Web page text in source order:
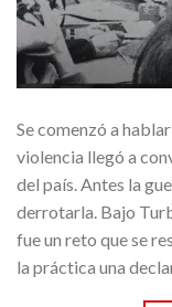
Se comenzó a
violencia llegó a
del país. Antes la
derrotarla. Bajo
fue un reto que se
la práctica una